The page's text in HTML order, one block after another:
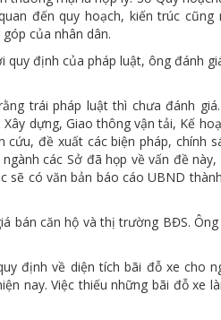
đến quy hoạch, kiến trúc cũng
của nhân dân.
định của pháp luật, ông đánh
trái pháp luật thì chưa đánh
dựng, Giao thông vận tải, Kế
cứu, đề xuất các biện pháp, chính
các Sở đã họp về vấn đề này,
sẽ có văn bản báo cáo UBND
bán căn hộ và thị trường BĐS.
định về diện tích bãi đỗ xe cho
nay. Việc thiếu những bãi đỗ xe